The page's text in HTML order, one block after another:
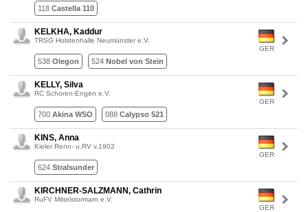
118 Castella 110
GER
KELKHA, Kaddur
TRSG Holstenhalle Neumünster e.V.
538 Olegon 524 Nobel von Stein
GER
KELLY, Silva
RC Schoren-Engen e.V.
700 Akina WSO 088 Calypso 521
GER
KINS, Anna
Kieler Renn- u.RV v.1902
624 Stralsunder
GER
KIRCHNER-SALZMANN, Cathrin
RuFV Mittelstormarn e.V.